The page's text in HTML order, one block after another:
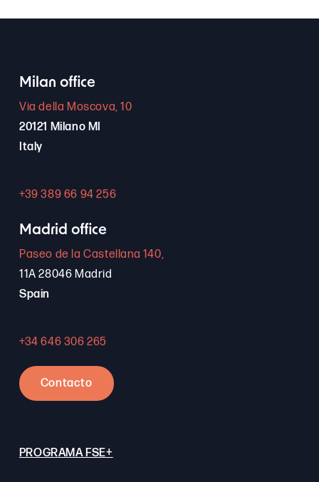
Milan office
Via della Moscova, 10
20121 Milano MI
Italy
+39 389 66 94 256
Madrid office
Paseo de la Castellana 140,
11A 28046 Madrid
Spain
+34 646 306 265
Contacto
PROGRAMA FSE+